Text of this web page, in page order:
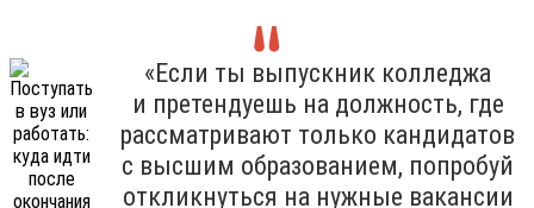
«Если ты выпускник колледжа
и претендуешь на должность, где
рассматривают только кандидатов
с высшим образованием, попробуй
откликнуться на нужные вакансии